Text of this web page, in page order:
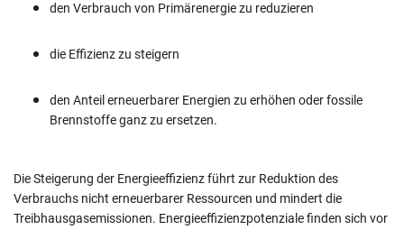
den Verbrauch von Primärenergie zu reduzieren
die Effizienz zu steigern
den Anteil erneuerbarer Energien zu erhöhen oder fossile
Brennstoffe ganz zu ersetzen.
Die Steigerung der Energieeffizienz führt zur Reduktion des
Verbrauchs nicht erneuerbarer Ressourcen und mindert die
Treibhausgasemissionen. Energieeffizienzpotenziale finden sich vor